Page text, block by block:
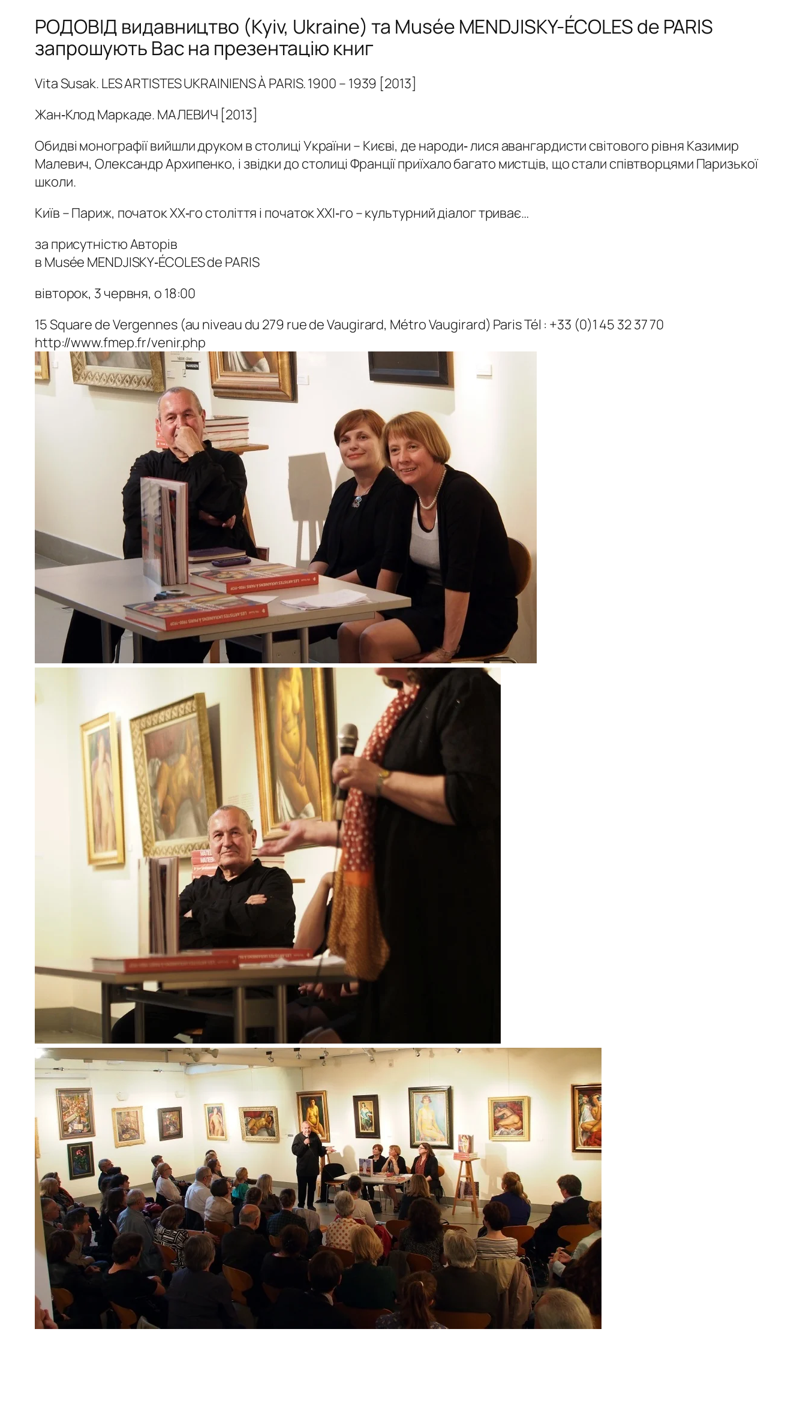
РОДОВІД видавництво (Kyiv, Ukraine) та Musée MENDJISKY-ÉCOLES de PARIS
запрошують Вас на презентацію книг
Vita Susak. LES ARTISTES UKRAINIENS À PARIS. 1900 – 1939 [2013]
Жан‐Клод Маркаде. МАЛЕВИЧ [2013]
Обидві монографії вийшли друком в столиці України – Києві, де народи‐ лися авангардисти світового рівня Казимир
Малевич, Олександр Архипенко, і звідки до столиці Франції приїхало багато миcтців, що стали співтворцями Паризької
школи.
Київ – Париж, початок ХХ‐го століття і початок ХХІ‐го – культурний діалог триває…
за присутністю Авторів
в Musée MENDJISKY‐ÉCOLES de PARIS
вівторок, 3 червня, о 18:00
15 Square de Vergennes (au niveau du 279 rue de Vaugirard, Métro Vaugirard) Paris Tél : +33 (0)1 45 32 37 70
http://www.fmep.fr/venir.php